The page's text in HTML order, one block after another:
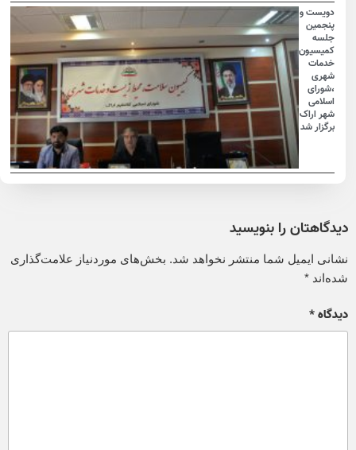
دویست و
پنجمین
جلسه
کمیسیون
خدمات
شهری
،شورای
اسلامی
شهر اراک
برگزار شد
دیدگاهتان را بنویسید
نشانی ایمیل شما منتشر نخواهد شد. بخش‌های موردنیاز علامت‌گذاری
شده‌اند*
دیدگاه*